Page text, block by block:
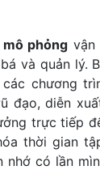
mô phỏng vận
và quản lý.
chương
đạo, diễn
trực tiếp
thời gian
có lần